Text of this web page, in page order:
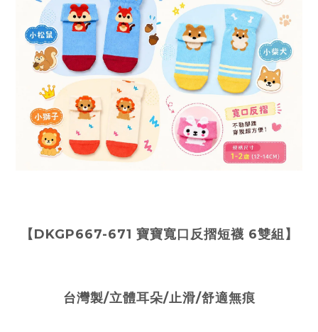
【DKGP667-671 寶寶寬口反摺短襪 6雙組】
台灣製/立體耳朵/止滑/舒適無痕